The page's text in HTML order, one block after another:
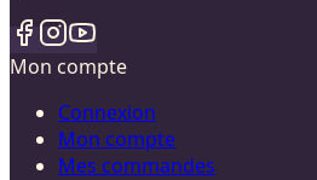
Mon compte
Connexion
Mon compte
Mes commandes